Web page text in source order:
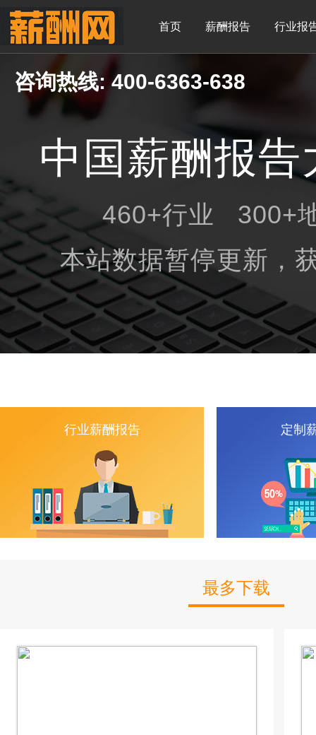
首页 薪酬报告 行业报
咨询热线: 400-6363-638
中国薪酬报
460+行业 300+
本站数据暂停更新，
行业薪酬报告 定制
最多下载